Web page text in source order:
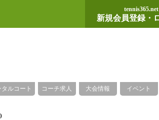
tennis365.net
新規会員登録・
タルコート コーチ求人 大会情報 イベント